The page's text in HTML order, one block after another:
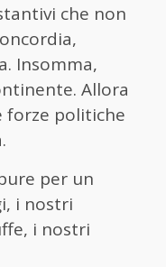
che non
Insomma,
Allora
forze politiche
per un
i nostri
i nostri